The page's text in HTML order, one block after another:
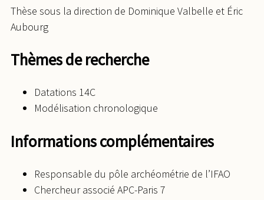
Thèse sous la direction de Dominique Valbelle et Éric
Aubourg
Thèmes de recherche
Datations 14C
Modélisation chronologique
Informations complémentaires
Responsable du pôle archéométrie de l’IFAO
Chercheur associé APC-Paris 7